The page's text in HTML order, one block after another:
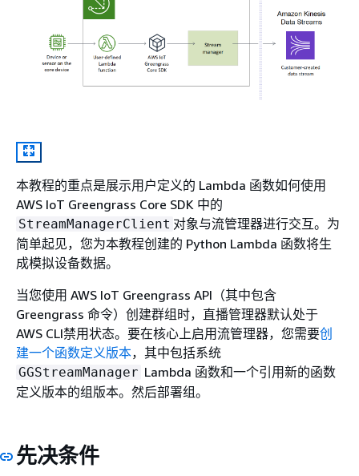
本教程的重点是展示用户定义的 Lambda 函数如何使用
AWS IoT Greengrass Core SDK 中的
StreamManagerClient 对象与流管理器进行交互。为
简单起见，您为本教程创建的 Python Lambda 函数将生
成模拟设备数据。
当您使用 AWS IoT Greengrass API（其中包含
Greengrass 命令）创建群组时，直播管理器默认处于
AWS CLI禁用状态。要在核心上启用流管理器，您需要创
建一个函数定义版本，其中包括系统
GGStreamManager Lambda 函数和一个引用新的函数
定义版本的组版本。然后部署组。
先决条件